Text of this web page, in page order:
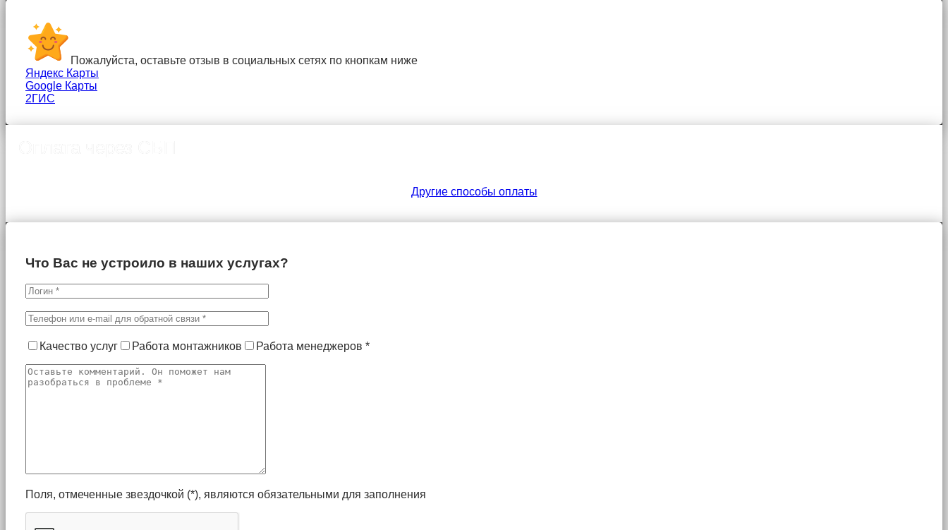
Пожалуйста, оставьте отзыв в социальных сетях по кнопкам ниже
Яндекс Карты
Google Карты
2ГИС
Другие способы оплаты
Что Вас не устроило в наших услугах?
Качество услуг Работа монтажников Работа менеджеров *
Поля, отмеченные звездочкой (*), являются обязательными для заполнения